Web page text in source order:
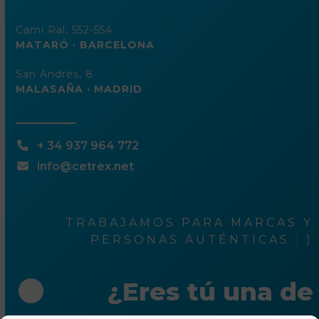
Camí Ral, 552-554
MATARÓ · BARCELONA
San Andrés, 8
MALASAÑA · MADRID
+ 34 937 964 772
info@cetrex.net
TRABAJAMOS PARA MARCAS Y
PERSONAS AUTÉNTICAS : )
¿Eres tú una de